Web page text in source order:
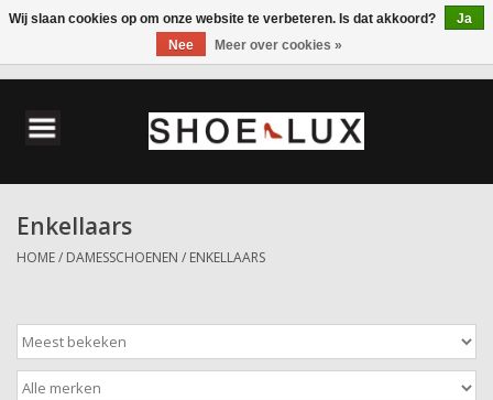
Herenschoenen
Wandelschoenen
Enkellaars
HOME/ DAMESSCHOENEN / ENKELLAARS
Wij slaan cookies op om onze website te verbeteren. Is dat akkoord?
Ja
Nee
Meer over cookies »